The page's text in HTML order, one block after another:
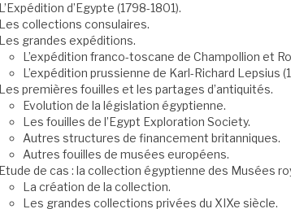
L’Expédition d’Egypte (1798-1801).
Les collections consulaires.
Les grandes expéditions.
L’expédition franco-toscane de Champollion et
L’expédition prussienne de Karl-Richard Lepsius
Les premières fouilles et les partages d’antiquités.
Evolution de la législation égyptienne.
Les fouilles de l’Egypt Exploration Society.
Autres structures de financement britanniques.
Autres fouilles de musées européens.
Etude de cas : la collection égyptienne des Musées
La création de la collection.
Les grandes collections privées du XIXe siècle.